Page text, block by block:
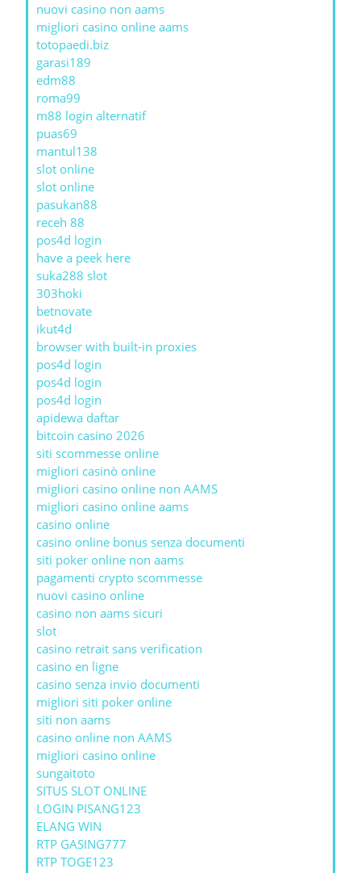
nuovi casino non aams
migliori casino online aams
totopaedi.biz
garasi189
edm88
roma99
m88 login alternatif
puas69
mantul138
slot online
slot online
pasukan88
receh 88
pos4d login
have a peek here
suka288 slot
303hoki
betnovate
ikut4d
browser with built-in proxies
pos4d login
pos4d login
pos4d login
apidewa daftar
bitcoin casino 2026
siti scommesse online
migliori casinò online
migliori casino online non AAMS
migliori casino online aams
casino online
casino online bonus senza documenti
siti poker online non aams
pagamenti crypto scommesse
nuovi casino online
casino non aams sicuri
slot
casino retrait sans verification
casino en ligne
casino senza invio documenti
migliori siti poker online
siti non aams
casino online non AAMS
migliori casino online
sungaitoto
SITUS SLOT ONLINE
LOGIN PISANG123
ELANG WIN
RTP GASING777
RTP TOGE123